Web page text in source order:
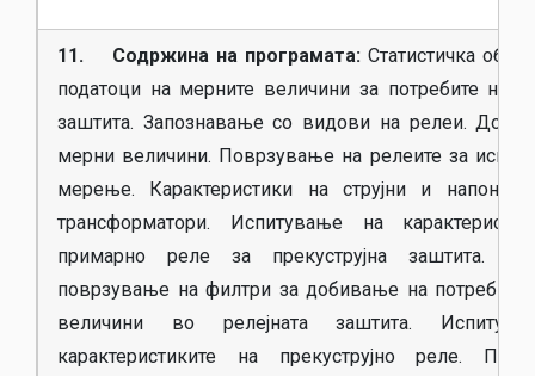
11. Содржина на програмата: Статистичка
податоци на мерните величини за потребите на
заштита. Запознавање со видови на релеи.
мерни величини. Поврзување на релеите за
мерење. Карактеристики на струјни и
трансформатори. Испитување на
примарно реле за прекуструјна заштита.
поврзување на филтри за добивање на
величини во релејната заштита.
карактеристиките на прекуструјно реле.